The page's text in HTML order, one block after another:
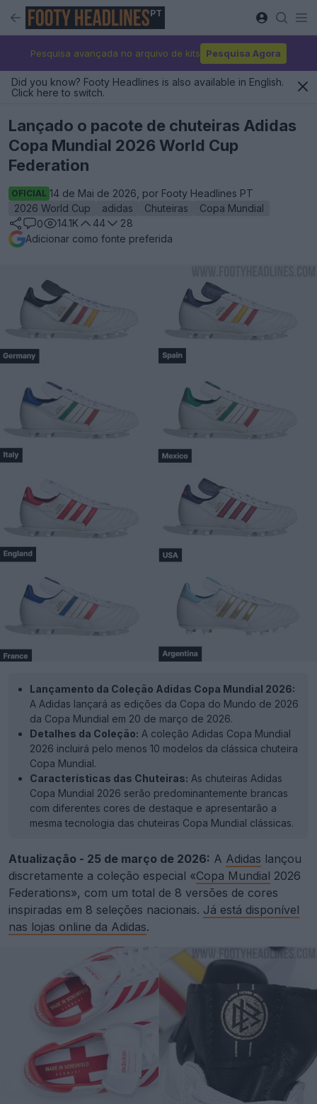
PT
Pesquisa avançada no arquivo de kits Pesquisa Agora
Did you know? Footy Headlines is also available in English.
Click here to switch.
Lançado o pacote de chuteiras Adidas
Copa Mundial 2026 World Cup
Federation
OFICIAL 14 de Mai de 2026, por Footy Headlines PT
2026 World Cup
adidas Chuteiras
Copa Mundial
0
14.1K 44
28
Adicionar como fonte preferida
Lançamento da Coleção Adidas Copa Mundial 2026:
A Adidas lançará as edições da Copa do Mundo de 2026
da Copa Mundial em 20 de março de 2026.
Detalhes da Coleção: A coleção Adidas Copa Mundial
2026 incluirá pelo menos 10 modelos da clássica chuteira
Copa Mundial.
Características das Chuteiras: As chuteiras Adidas
Copa Mundial 2026 serão predominantemente brancas
com diferentes cores de destaque e apresentarão a
mesma tecnologia das chuteiras Copa Mundial clássicas.
Atualização - 25 de março de 2026: A Adidas lançou
discretamente a coleção especial «Copa Mundial 2026
Federations», com um total de 8 versões de cores
inspiradas em 8 seleções nacionais. Já está disponível
nas lojas online da Adidas.